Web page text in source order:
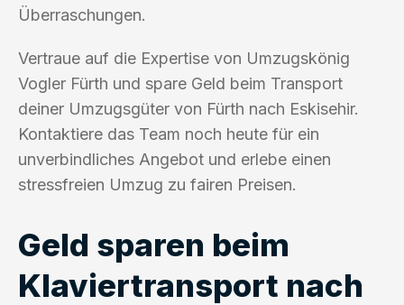
Überraschungen.
Vertraue auf die Expertise von Umzugskönig
Vogler Fürth und spare Geld beim Transport
deiner Umzugsgüter von Fürth nach Eskisehir.
Kontaktiere das Team noch heute für ein
unverbindliches Angebot und erlebe einen
stressfreien Umzug zu fairen Preisen.
Geld sparen beim
Klaviertransport nach